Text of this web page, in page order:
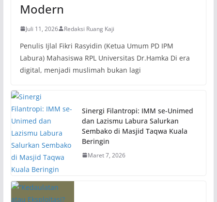
Modern
Juli 11, 2026 Redaksi Ruang Kaji
Penulis Ijlal Fikri Rasyidin (Ketua Umum PD IPM
Labura) Mahasiswa RPL Universitas Dr.Hamka Di era
digital, menjadi muslimah bukan lagi
Sinergi Filantropi: IMM se-Unimed
dan Lazismu Labura Salurkan
Sembako di Masjid Taqwa Kuala
Beringin
Maret 7, 2026